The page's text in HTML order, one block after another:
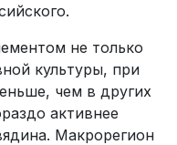
не только
культуры, при
чем в других
активнее
Макрорегион